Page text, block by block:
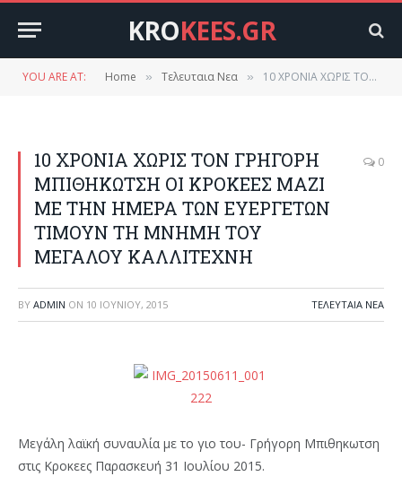
KROKEES.GR
YOU ARE AT: Home » Τελευταια Νεα » 10 ΧΡΟΝΙΑ ΧΩΡΙΣ ΤΟΝ ΓΡΗΓΟΡΗ ΜΠΙΘΗΚΩΤΣΗ ΟΙ ΚΡΟΚΕΕΣ ΜΑΖΙ ΜΕ ΤΗΝ ΗΜΕΡΑ ΤΩΝ ΕΥΕΡΓΕΤΩΝ ΤΙΜΟΥΝ ΤΗ ΜΝΗΜΗ ΤΟΥ ΜΕΓΑΛΟΥ ΚΑΛΛΙΤΕΧΝΗ
10 ΧΡΟΝΙΑ ΧΩΡΙΣ ΤΟΝ ΓΡΗΓΟΡΗ
ΜΠΙΘΗΚΩΤΣΗ ΟΙ ΚΡΟΚΕΕΣ ΜΑΖΙ
ΜΕ ΤΗΝ ΗΜΕΡΑ ΤΩΝ ΕΥΕΡΓΕΤΩΝ
ΤΙΜΟΥΝ ΤΗ ΜΝΗΜΗ ΤΟΥ
ΜΕΓΑΛΟΥ ΚΑΛΛΙΤΕΧΝΗ
0
BY ADMIN ON 10 ΙΟΥΝΊΟΥ, 2015 ΤΕΛΕΥΤΑΙΑ ΝΕΑ
Μεγάλη λαϊκή συναυλία με το γιο του- Γρήγορη Μπιθηκωτση
στις Κροκεες Παρασκευή 31 Ιουλίου 2015.